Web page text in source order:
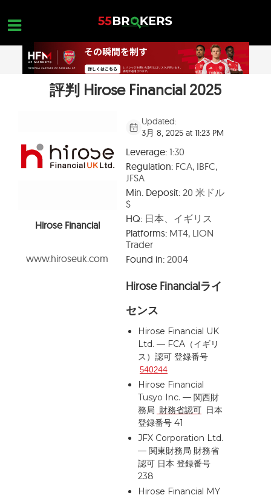
content
外国為替教育
無料口座を開設
評判 Hirose Financial 2025
Hirose Financial
www.hiroseuk.com
Updated:
3月 8, 2025 at 11:23 PM
Leverage:1:30
Regulation:FCA, IBFC,
JFSA
Min. Deposit:20 米ドル
$
HQ:日本、イギリス
Platforms:MT4, LION
Trader
Found in:2004
Hirose Financialライ
センス
Hirose Financial UK
Ltd. — FCA（イギリ
ス）認可 登録番号
540244
Hirose Financial
Tusyo Inc. — 関西財
務局 財務省認可 日本
登録番号 41
JFX Corporation Ltd.
— 関東財務局 財務省
認可日本 登録番号
238
Hirose Financial MY